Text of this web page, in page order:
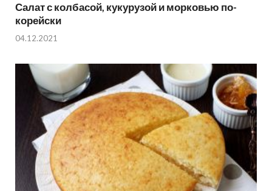
Салат с колбасой, кукурузой и морковью по-
корейски
04.12.2021